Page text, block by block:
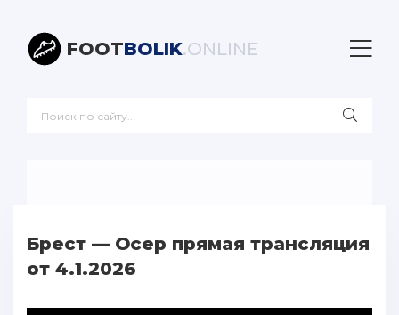
FOOTBOLIK.ONLINE
Брест — Осер прямая трансляция
от 4.1.2026